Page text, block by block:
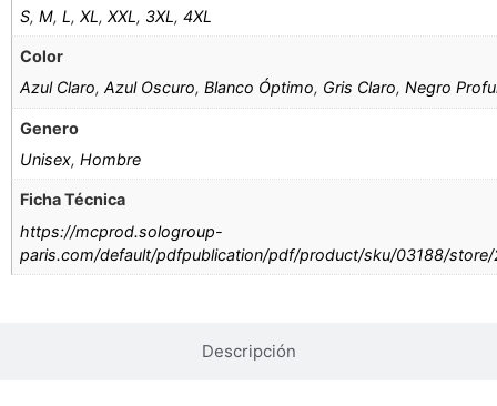
Descripción
S,M,L,XL,XXL, 3XL,4XL
Color
Azul Claro,Azul Oscuro,Blanco Óptimo, Gris Claro,Negro
Genero
Unisex,Hombre
Ficha Técnica
https://mcprod.sologroup-
paris.com/default/pdfpublication/pdf/product/sku/03188/